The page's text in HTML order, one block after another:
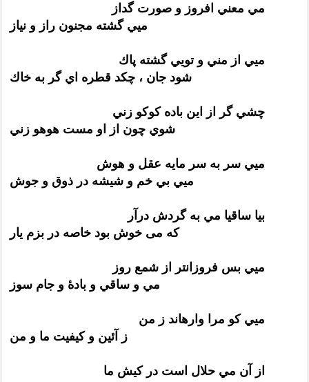
مي معني افروز و صورت گداز
ميي گشته مجنون راز و نياز
ميي از مني و تويي گشته پاك
شود جان ، چكد قطره اي گر به خاك
چشي گر از اين باده كوكو زني
شوي چون از او مست هوهو زني
ميي سر به سر مايه عقل و هوش
ميي بي خم و شيشه در ذوق و جوش
بيا ساقيا مي به گردش درآر
که می خوش بود خاصه در بزم یار
ميي بس فروزانتر از شمع روز
مي و ساقي و بادهٔ و جام سوز
ميي کو مرا وارهاند ز من
ز آئین و کیفیت ما و من
از آن مي حلال است در كيش ما